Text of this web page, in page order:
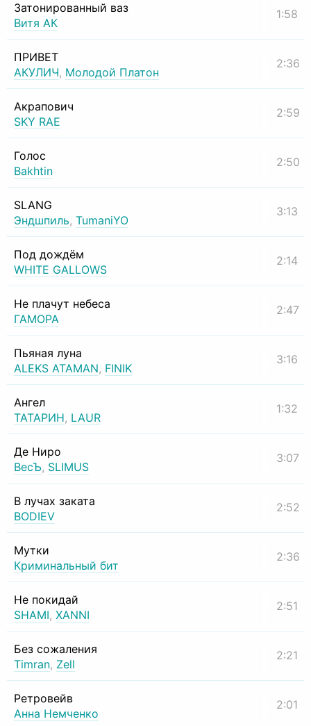
Затонированный ваз
Витя АК
1:58
ПРИВЕТ
АКУЛИЧ, Молодой Платон
2:36
Акрапович
SKY RAE
2:59
Голос
Bakhtin
2:50
SLANG
Эндшпиль, TumaniYO
3:13
Под дождём
WHITE GALLOWS
2:14
Не плачут небеса
ГАМОРА
2:47
Пьяная луна
ALEKS ATAMAN, FINIK
3:16
Ангел
ТАТАРИН, LAUR
1:32
Де Ниро
ВесЪ, SLIMUS
3:07
В лучах заката
BODIEV
2:52
Мутки
Криминальный бит
2:36
Не покидай
SHAMI, XANNI
2:51
Без сожаления
Timran, Zell
2:21
Ретровейв
Анна Немченко
2:01